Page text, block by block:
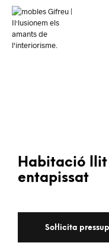
Habitació llit
entapissat